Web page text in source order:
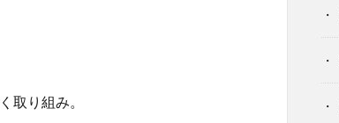
取り組み。